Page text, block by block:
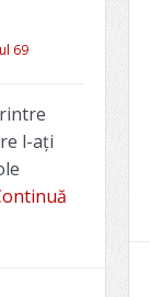
69
l-ați